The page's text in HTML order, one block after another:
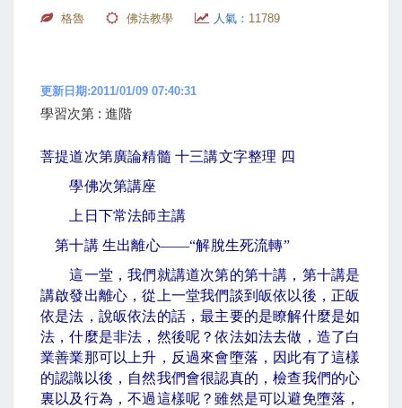
格魯 佛法教學 人氣： 11789
更新日期:2011/01/09 07:40:31
學習次第 : 進階
菩提道次第廣論精髓 十三講文字整理 四
學佛次第講座
上日下常法師主講
第十講 生出離心——“解脫生死流轉”
這一堂，我們就講道次第的第十講，第十講是
講啟發出離心，從上一堂我們談到皈依以後，正皈
依是法，說皈依法的話，最主要的是瞭解什麼是如
法，什麼是非法，然後呢？依法如法去做，造了白
業善業那可以上升，反過來會墮落，因此有了這樣
的認識以後，自然我們會很認真的，檢查我們的心
裏以及行為，不過這樣呢？雖然是可以避免墮落，